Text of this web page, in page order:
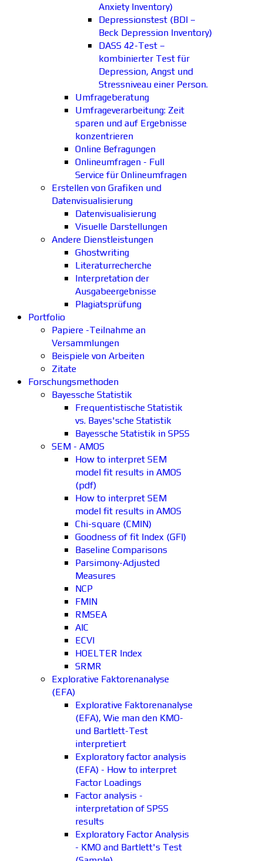
Anxiety Inventory)
Depressionstest (BDI –
Beck Depression Inventory)
DASS 42-Test –
kombinierter Test für
Depression, Angst und
Stressniveau einer Person.
Umfrageberatung
Umfrageverarbeitung: Zeit
sparen und auf Ergebnisse
konzentrieren
Online Befragungen
Onlineumfragen - Full
Service für Onlineumfragen
Erstellen von Grafiken und
Datenvisualisierung
Datenvisualisierung
Visuelle Darstellungen
Andere Dienstleistungen
Ghostwriting
Literaturrecherche
Interpretation der
Ausgabeergebnisse
Plagiatsprüfung
Portfolio
Papiere -Teilnahme an
Versammlungen
Beispiele von Arbeiten
Zitate
Forschungsmethoden
Bayessche Statistik
Frequentistische Statistik
vs. Bayes'sche Statistik
Bayessche Statistik in SPSS
SEM - AMOS
How to interpret SEM
model fit results in AMOS
(pdf)
How to interpret SEM
model fit results in AMOS
Chi-square (CMIN)
Goodness of fit Index (GFI)
Baseline Comparisons
Parsimony-Adjusted
Measures
NCP
FMIN
RMSEA
AIC
ECVI
HOELTER Index
SRMR
Explorative Faktorenanalyse
(EFA)
Explorative Faktorenanalyse
(EFA), Wie man den KMO-
und Bartlett-Test
interpretiert
Exploratory factor analysis
(EFA) - How to interpret
Factor Loadings
Factor analysis -
interpretation of SPSS
results
Exploratory Factor Analysis
- KMO and Bartlett's Test